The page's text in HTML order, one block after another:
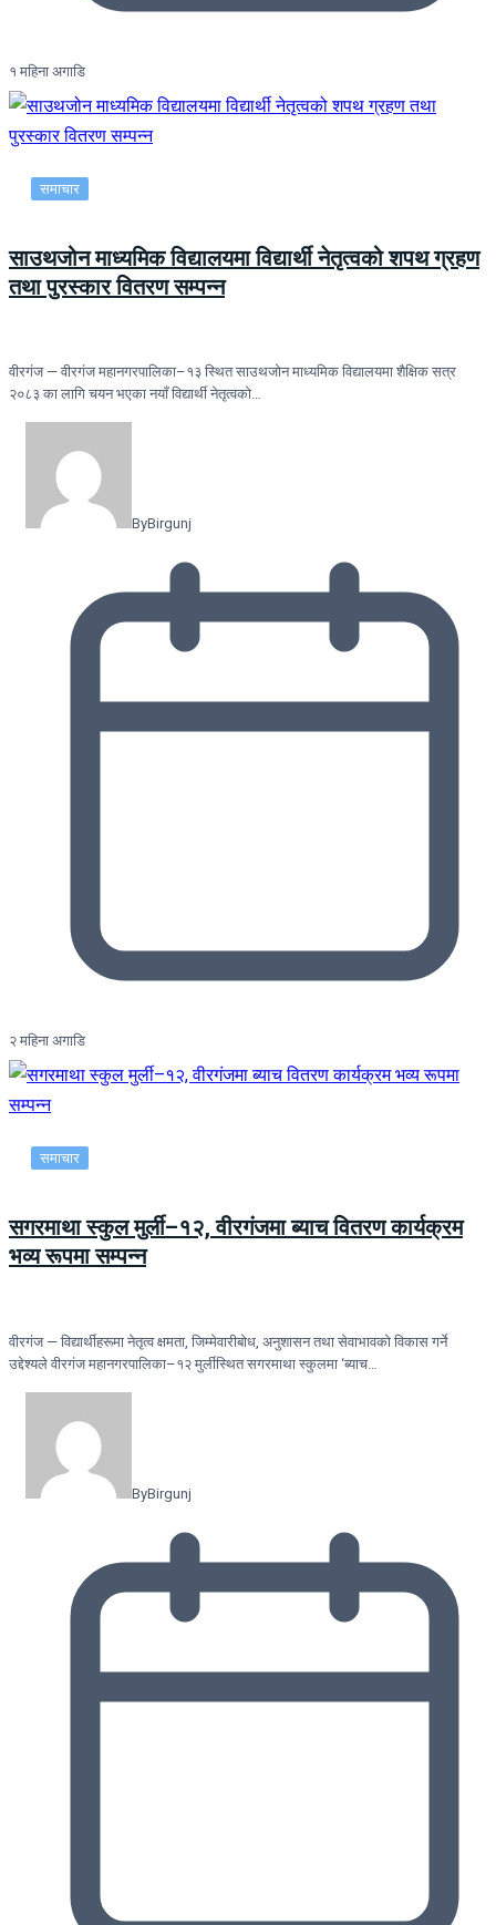
१ महिना अगाडि
समाचार
साउथजोन माध्यमिक विद्यालयमा विद्यार्थी नेतृत्वको शपथ ग्रहण
तथा पुरस्कार वितरण सम्पन्न
वीरगंज — वीरगंज महानगरपालिका–१३ स्थित साउथजोन माध्यमिक विद्यालयमा शैक्षिक सत्र
२०८३ का लागि चयन भएका नयाँ विद्यार्थी नेतृत्वको…
ByBirgunj
२ महिना अगाडि
समाचार
सगरमाथा स्कुल मुर्ली–१२, वीरगंजमा ब्याच वितरण कार्यक्रम
भव्य रूपमा सम्पन्न
वीरगंज — विद्यार्थीहरूमा नेतृत्व क्षमता, जिम्मेवारीबोध, अनुशासन तथा सेवाभावको विकास गर्ने
उद्देश्यले वीरगंज महानगरपालिका–१२ मुर्लीस्थित सगरमाथा स्कुलमा ‘ब्याच…
ByBirgunj